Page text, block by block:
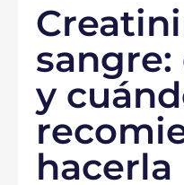
y
hacerla